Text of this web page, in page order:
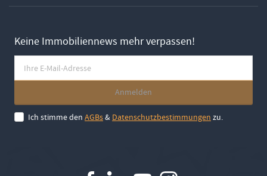
Keine Immobiliennews mehr verpassen!
Ich stimme den AGBs& Datenschutzbestimmungen zu.